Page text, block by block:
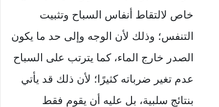
خاص لالتقاط أنفاس السباح وتثبيت
التنفس؛ وذلك لأن الوجه وإلى حد ما يكون
الصدر خارج الماء، كما يترتب على السباح
عدم تغير ضرباته كثيرًا؛ لأن ذلك قد يأتي
بنتائج سلبية، بل عليه أن يقوم فقط